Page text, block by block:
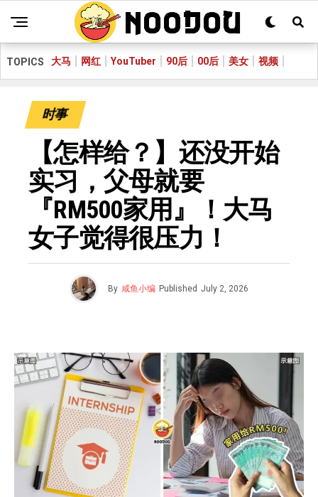
TOPICS 大马 网红 YouTuber 90后 00后 美女 视频
时事
【怎样给？】还没开始
实习，父母就要
『RM500家用』！大马
女子觉得很压力！
By 咸鱼小编 Published July 2, 2026